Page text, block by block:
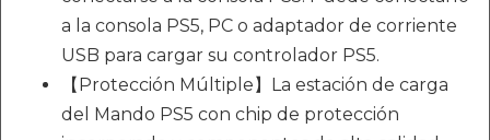
a la consola PS5, PC o adaptador de corriente
USB para cargar su controlador PS5.
【Protección Múltiple】La estación de carga
del Mando PS5 con chip de protección